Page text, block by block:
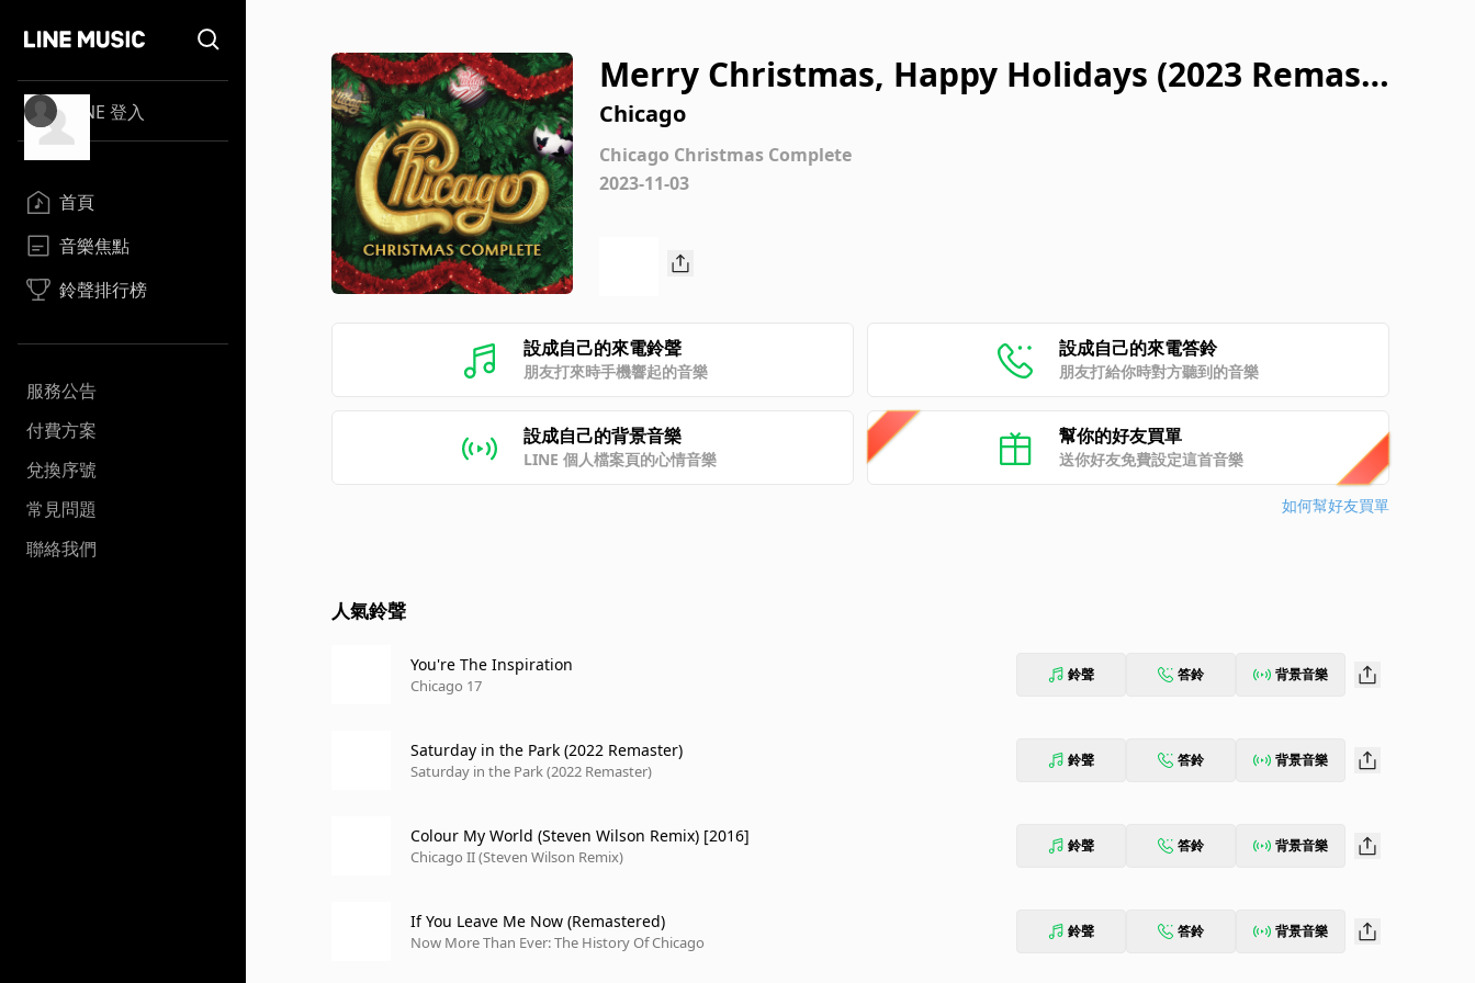
LINE 登入
首頁
音樂焦點
鈴聲排行榜
服務公告
付費方案
兌換序號
常見問題
聯絡我們
Merry Christmas, Happy Holidays (2023 Remast
er)
Chicago
Chicago Christmas Complete
2023-11-03
設成自己的來電鈴聲
朋友打來時手機響起的音樂
設成自己的來電答鈴
朋友打給你時對方聽到的音樂
設成自己的背景音樂
LINE 個人檔案頁的心情音樂
幫你的好友買單
送你好友免費設定這首音樂
如何幫好友買單
人氣鈴聲
You're The Inspiration
Chicago 17
鈴聲 答鈴 背景音樂
Saturday in the Park (2022 Remaster)
Saturday in the Park (2022 Remaster)
鈴聲 答鈴 背景音樂
Colour My World (Steven Wilson Remix) [2016]
Chicago II (Steven Wilson Remix)
鈴聲 答鈴 背景音樂
If You Leave Me Now (Remastered)
Now More Than Ever: The History Of Chicago
鈴聲 答鈴 背景音樂